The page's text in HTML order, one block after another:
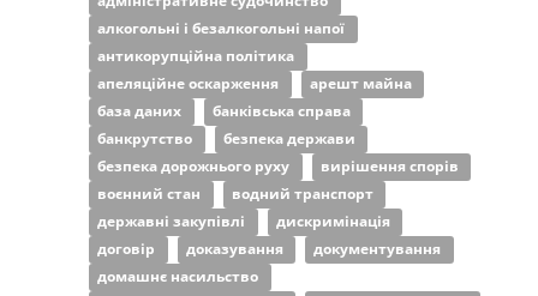
алкогольні і безалкогольні напої
антикорупційна політика
апеляційне оскарження
арешт майна
база даних
банківська справа
банкрутство
безпека держави
безпека дорожнього руху
вирішення спорів
воєнний стан
водний транспорт
державні закупівлі
дискримінація
договір
доказування
документування
домашнє насильство